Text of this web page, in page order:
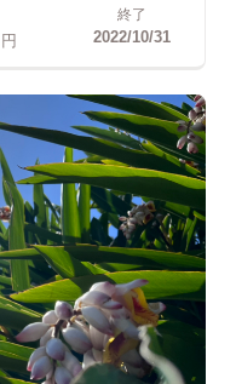
円
終了
2022/10/31